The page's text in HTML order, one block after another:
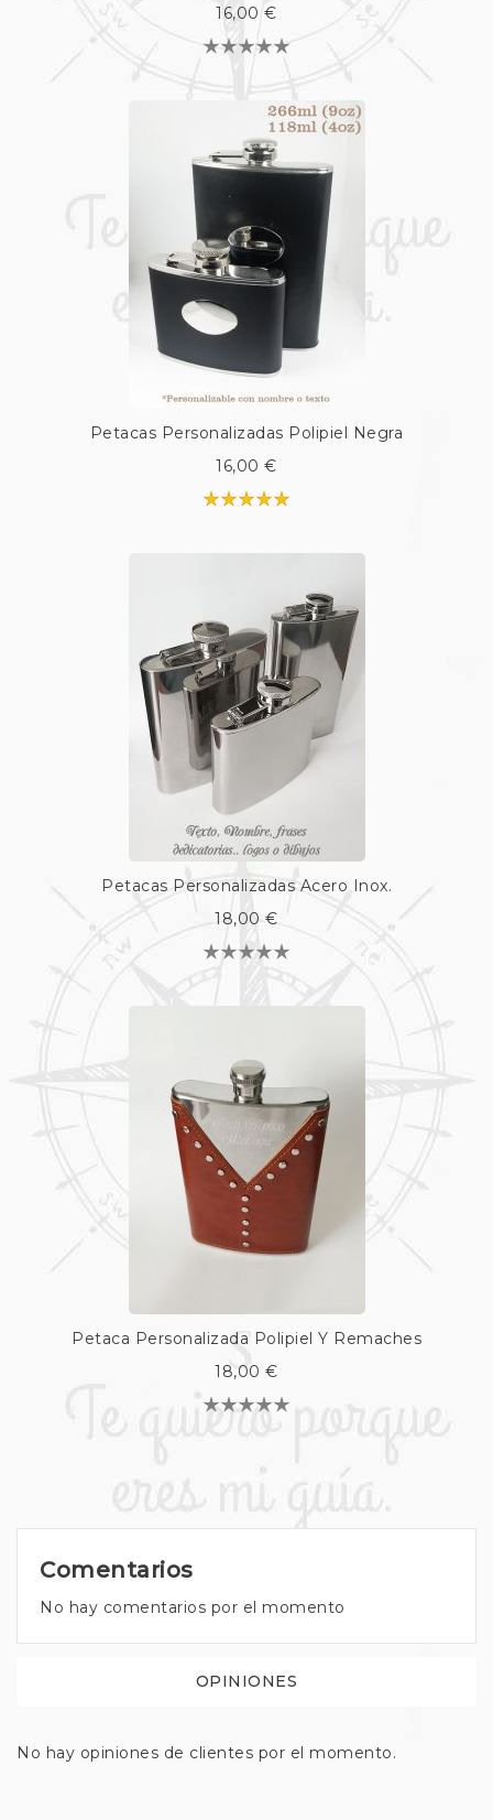
16,00 €
Petacas Personalizadas Polipiel Negra
16,00 €
Petacas Personalizadas Acero Inox.
18,00 €
Petaca Personalizada Polipiel Y Remaches
18,00 €
Comentarios
No hay comentarios por el momento
OPINIONES
No hay opiniones de clientes por el momento.